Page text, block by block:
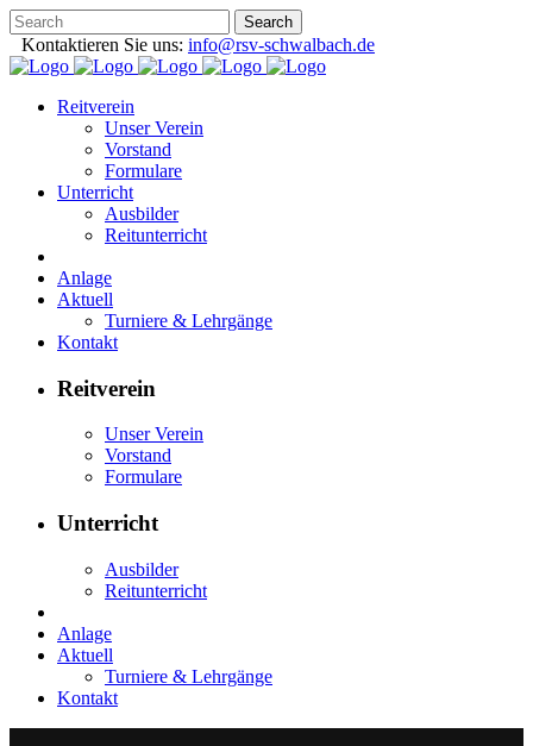
Kontaktieren Sie uns: info@rsv-schwalbach.de
Reitverein
Unser Verein
Vorstand
Formulare
Unterricht
Ausbilder
Reitunterricht
Anlage
Aktuell
Turniere & Lehrgänge
Kontakt
Reitverein
Unser Verein
Vorstand
Formulare
Unterricht
Ausbilder
Reitunterricht
Anlage
Aktuell
Turniere & Lehrgänge
Kontakt